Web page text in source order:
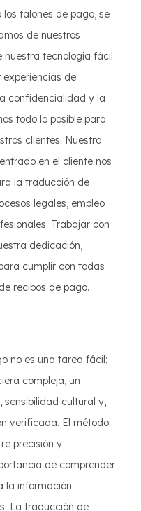
talones de pago, se
de nuestros
nuestra tecnología fácil
experiencias de
confidencialidad y la
todo lo posible para
clientes. Nuestra
en el cliente nos
la traducción de
legales, empleo
Trabajar con
dedicación,
cumplir con todas
recibos de pago.
no es una tarea fácil;
compleja, un
sensibilidad cultural y,
verificada. El método
precisión y
de comprender
la información
La traducción de